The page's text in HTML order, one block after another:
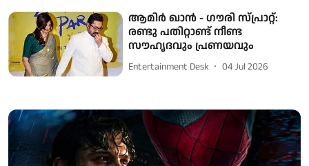
ആമിർ ഖാൻ - ഗൗരി സ്പ്രാറ്റ്:
രണ്ടു പതിറ്റാണ്ട് നീണ്ട
സൗഹൃദവും പ്രണയവും
Entertainment Desk 04 Jul 2026